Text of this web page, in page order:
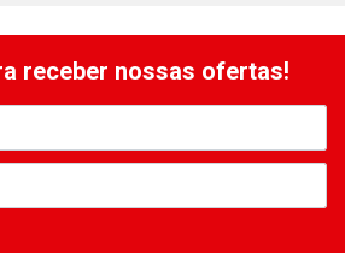
receber nossas ofertas!